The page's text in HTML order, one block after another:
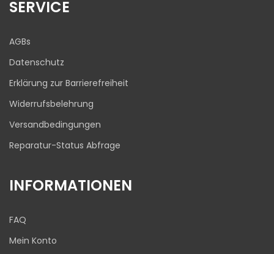
anderen Quelle
SERVICE
AGBs
Datenschutz
Erklärung zur Barrierefreiheit
Widerrufsbelehrung
Versandbedingungen
Reparatur-Status Abfrage
INFORMATIONEN
FAQ
Mein Konto